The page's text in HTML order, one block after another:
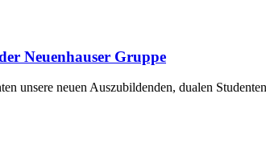
Neuenhauser Gruppe
unsere neuen Auszubildenden, dualen